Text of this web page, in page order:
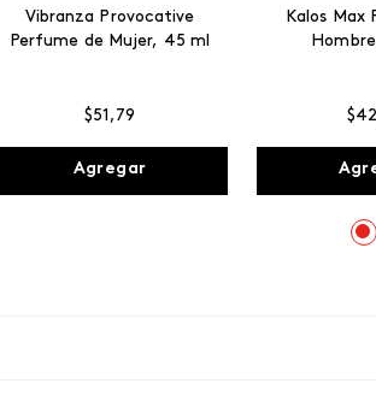
Vibranza Provocative
Perfume de Mujer, 45 ml
$51 , 79
Agregar
Kalos Max
$42